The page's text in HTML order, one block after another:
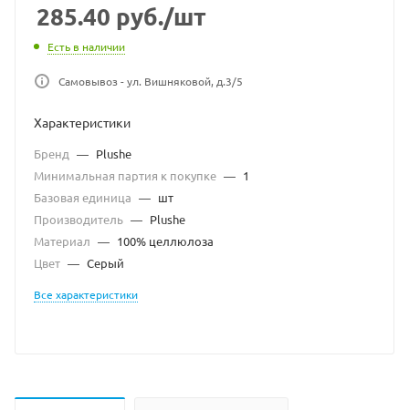
285.40 руб./шт
Есть в наличии
Самовывоз - ул. Вишняковой, д.3/5
Характеристики
Бренд — Plushe
Минимальная партия к покупке — 1
Базовая единица — шт
Производитель — Plushe
Материал — 100% целлюлоза
Цвет — Серый
Все характеристики